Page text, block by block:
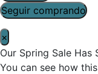
Seguir comprando
×
Our Spring Sale Has
You can see how